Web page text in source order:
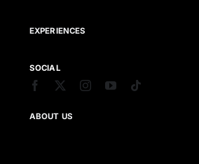
EXPERIENCES
SOCIAL
ABOUT US